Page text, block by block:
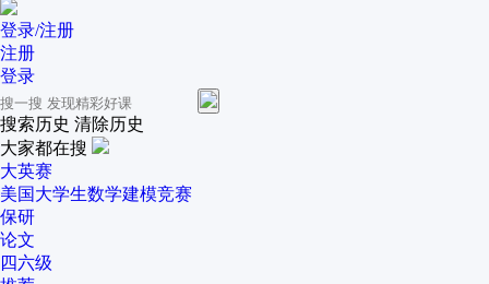
登录/注册
注册
登录
搜索历史 清除历史
大家都在搜
大英赛
美国大学生数学建模竞赛
保研
论文
四六级